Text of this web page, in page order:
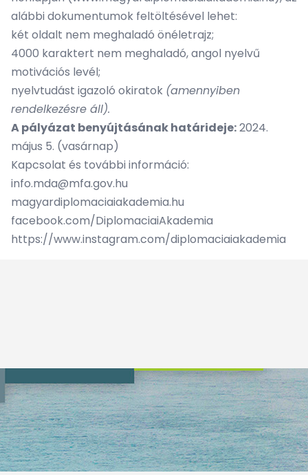
alábbi dokumentumok feltöltésével lehet:
két oldalt nem meghaladó önéletrajz;
4000 karaktert nem meghaladó, angol nyelvű
motivációs levél;
nyelvtudást igazoló okiratok (amennyiben
rendelkezésre áll).
A pályázat benyújtásának határideje:2024.
május 5. (vasárnap)
Kapcsolat és további információ:
info.mda@mfa.gov.hu
magyardiplomaciaiakademia.hu
facebook.com/DiplomaciaiAkademia
https://www.instagram.com/diplomaciaiakademia